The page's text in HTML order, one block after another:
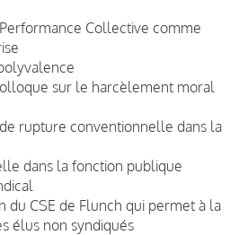
Collective comme
sur le harcèlement moral
rupture conventionnelle dans la
dans la fonction publique
du CSE de Flunch qui permet à la
élus non syndiqués